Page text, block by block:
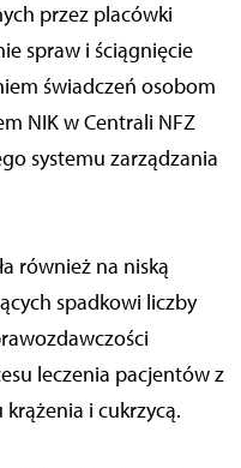
przez placówki
spraw i ściągnięcie
świadczeń osobom
NIK w Centrali NFZ
systemu zarządzania
również na niską
spadkowi liczby
leczenia pacjentów z
i cukrzycą.